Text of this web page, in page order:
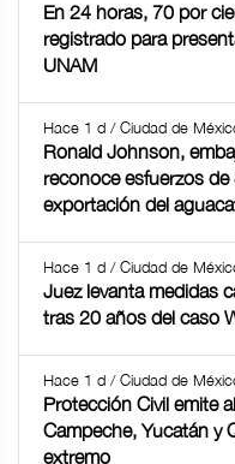
En 24 horas, 70 por
registrado para
UNAM
Hace 1 d / Ciudad de
Ronald Johnson,
reconoce esfuerzos
exportación del
Hace 1 d / Ciudad de
Juez levanta medidas
tras 20 años del caso
Hace 1 d / Ciudad de
Protección Civil emite
Campeche, Yucatán y
extremo